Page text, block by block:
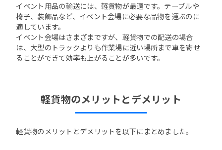
イベント用品の輸送には、軽貨物が最適です。テーブルや
椅子、装飾品など、イベント会場に必要な品物を運ぶのに
適しています。
イベント会場はさまざまですが、軽貨物での配送の場合
は、大型のトラックよりも作業場に近い場所まで車を寄せ
ることができて効率も上がることが多いです。
軽貨物のメリットとデメリット
軽貨物のメリットとデメリットを以下にまとめました。